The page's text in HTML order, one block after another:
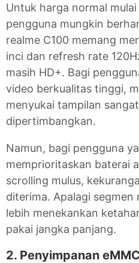
Untuk harga normal
pengguna mungkin
realme C100 memang
inci dan refresh rate
masih HD+. Bagi
video berkualitas tinggi,
menyukai tampilan
dipertimbangkan.
Namun, bagi pengguna
memprioritaskan baterai
scrolling mulus,
diterima. Apalagi segmen
lebih menekankan
pakai jangka panjang.
2. Penyimpanan